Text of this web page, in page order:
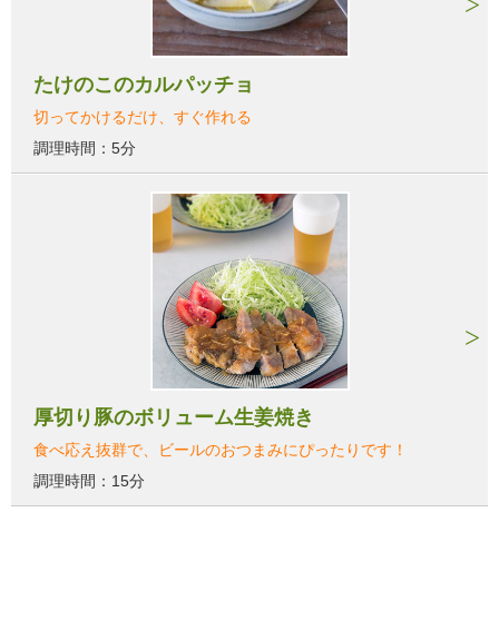
たけのこのカルパッチョ
切ってかけるだけ、すぐ作れる
調理時間：5分
厚切り豚のボリューム生姜焼き
食べ応え抜群で、ビールのおつまみにぴったりです！
調理時間：15分